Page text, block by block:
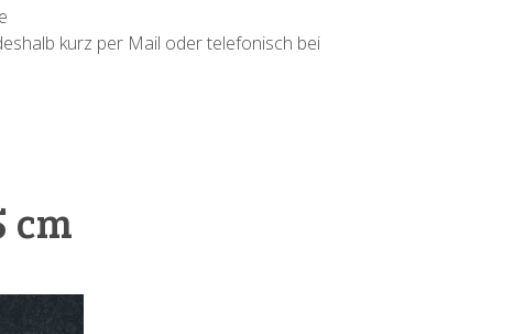
kurz per Mail oder telefonisch bei
cm